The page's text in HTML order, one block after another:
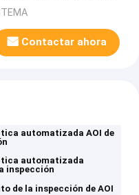
Contactar ahora
automatizada AOI de
automatizada
inspección
de la inspección de AOI